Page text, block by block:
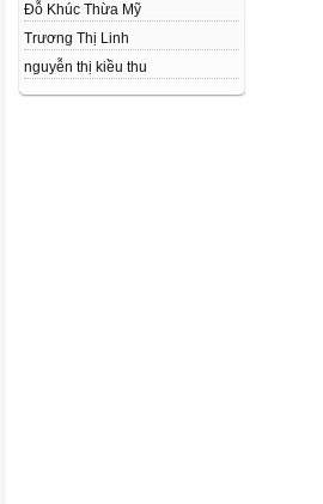
Đỗ Khúc Thừa Mỹ
Trương Thị Linh
nguyễn thị kiều thu